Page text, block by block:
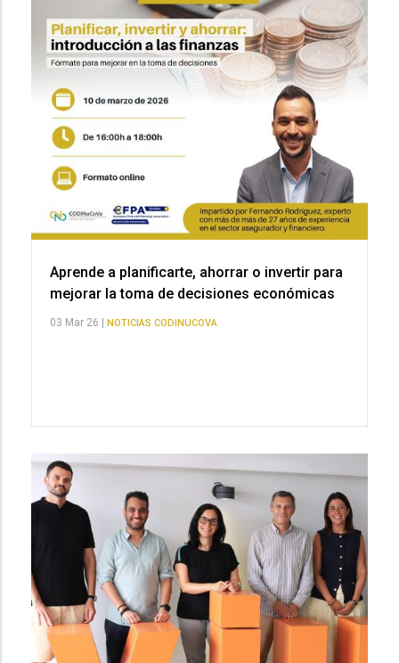
Aprende a planificarte, ahorrar o invertir para
mejorar la toma de decisiones económicas
03 Mar 26 | NOTICIAS CODINUCOVA